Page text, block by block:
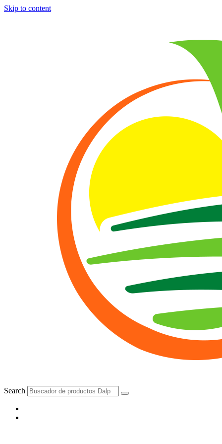
Skip to content
Search